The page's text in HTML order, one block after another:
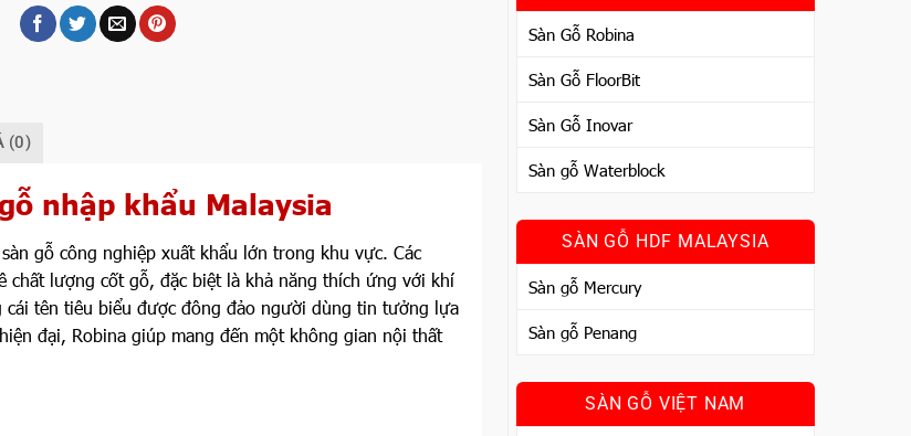
Sàn Gỗ Robina
Sàn Gỗ FloorBit
Sàn Gỗ Inovar
Sàn gỗ Waterblock
SÀN GỖ HDF MALAYSIA
Sàn gỗ Mercury
Sàn gỗ Penang
SÀN GỖ VIỆT NAM
(0)
nhập khẩu Malaysia
gỗ công nghiệp xuất khẩu lớn trong khu vực. Các
chất lượng cốt gỗ, đặc biệt là khả năng thích ứng với khí
tên tiêu biểu được đông đảo người dùng tin tưởng lựa
đại, Robina giúp mang đến một không gian nội thất